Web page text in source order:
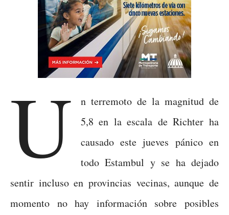
U
n terremoto de la magnitud de
5,8 en la escala de Richter ha
causado este jueves pánico en
todo Estambul y se ha dejado
sentir incluso en provincias vecinas, aunque de
momento no hay información sobre posibles